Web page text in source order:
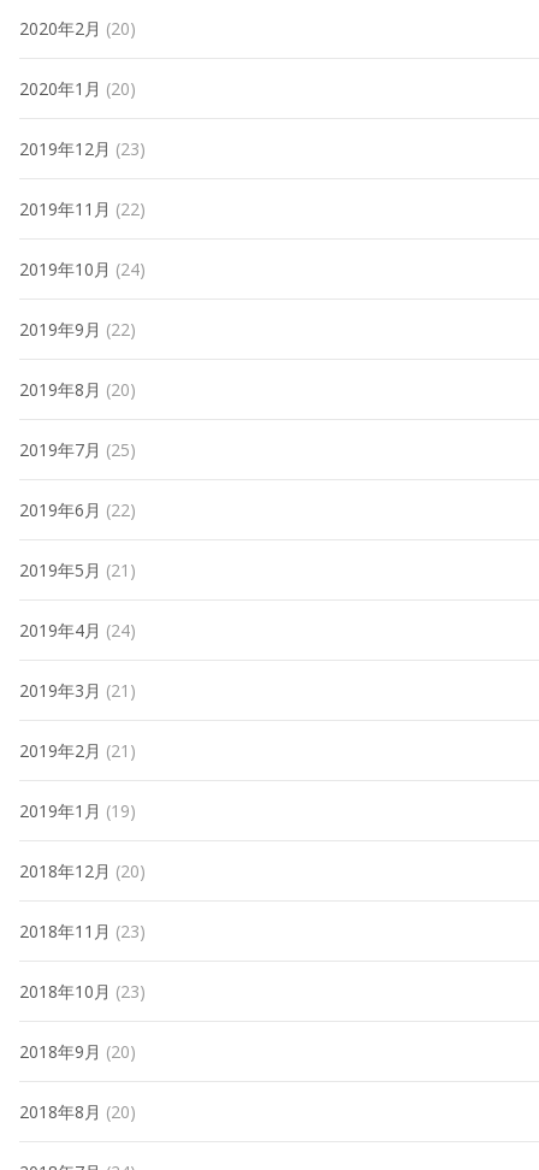
2020年2月 (20)
2020年1月 (20)
2019年12月 (23)
2019年11月 (22)
2019年10月 (24)
2019年9月 (22)
2019年8月 (20)
2019年7月 (25)
2019年6月 (22)
2019年5月 (21)
2019年4月 (24)
2019年3月 (21)
2019年2月 (21)
2019年1月 (19)
2018年12月 (20)
2018年11月 (23)
2018年10月 (23)
2018年9月 (20)
2018年8月 (20)